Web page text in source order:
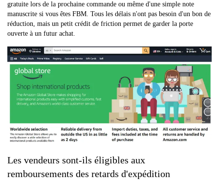
gratuite lors de la prochaine commande ou même d'une simple note
manuscrite si vous êtes FBM. Tous les délais n'ont pas besoin d'un bon de
réduction, mais un petit crédit de friction permet de garder la porte
ouverte à un futur achat.
Les vendeurs sont-ils éligibles aux
remboursements des retards d'expédition